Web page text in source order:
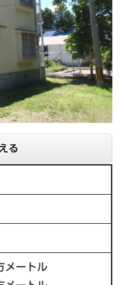
る
ートル